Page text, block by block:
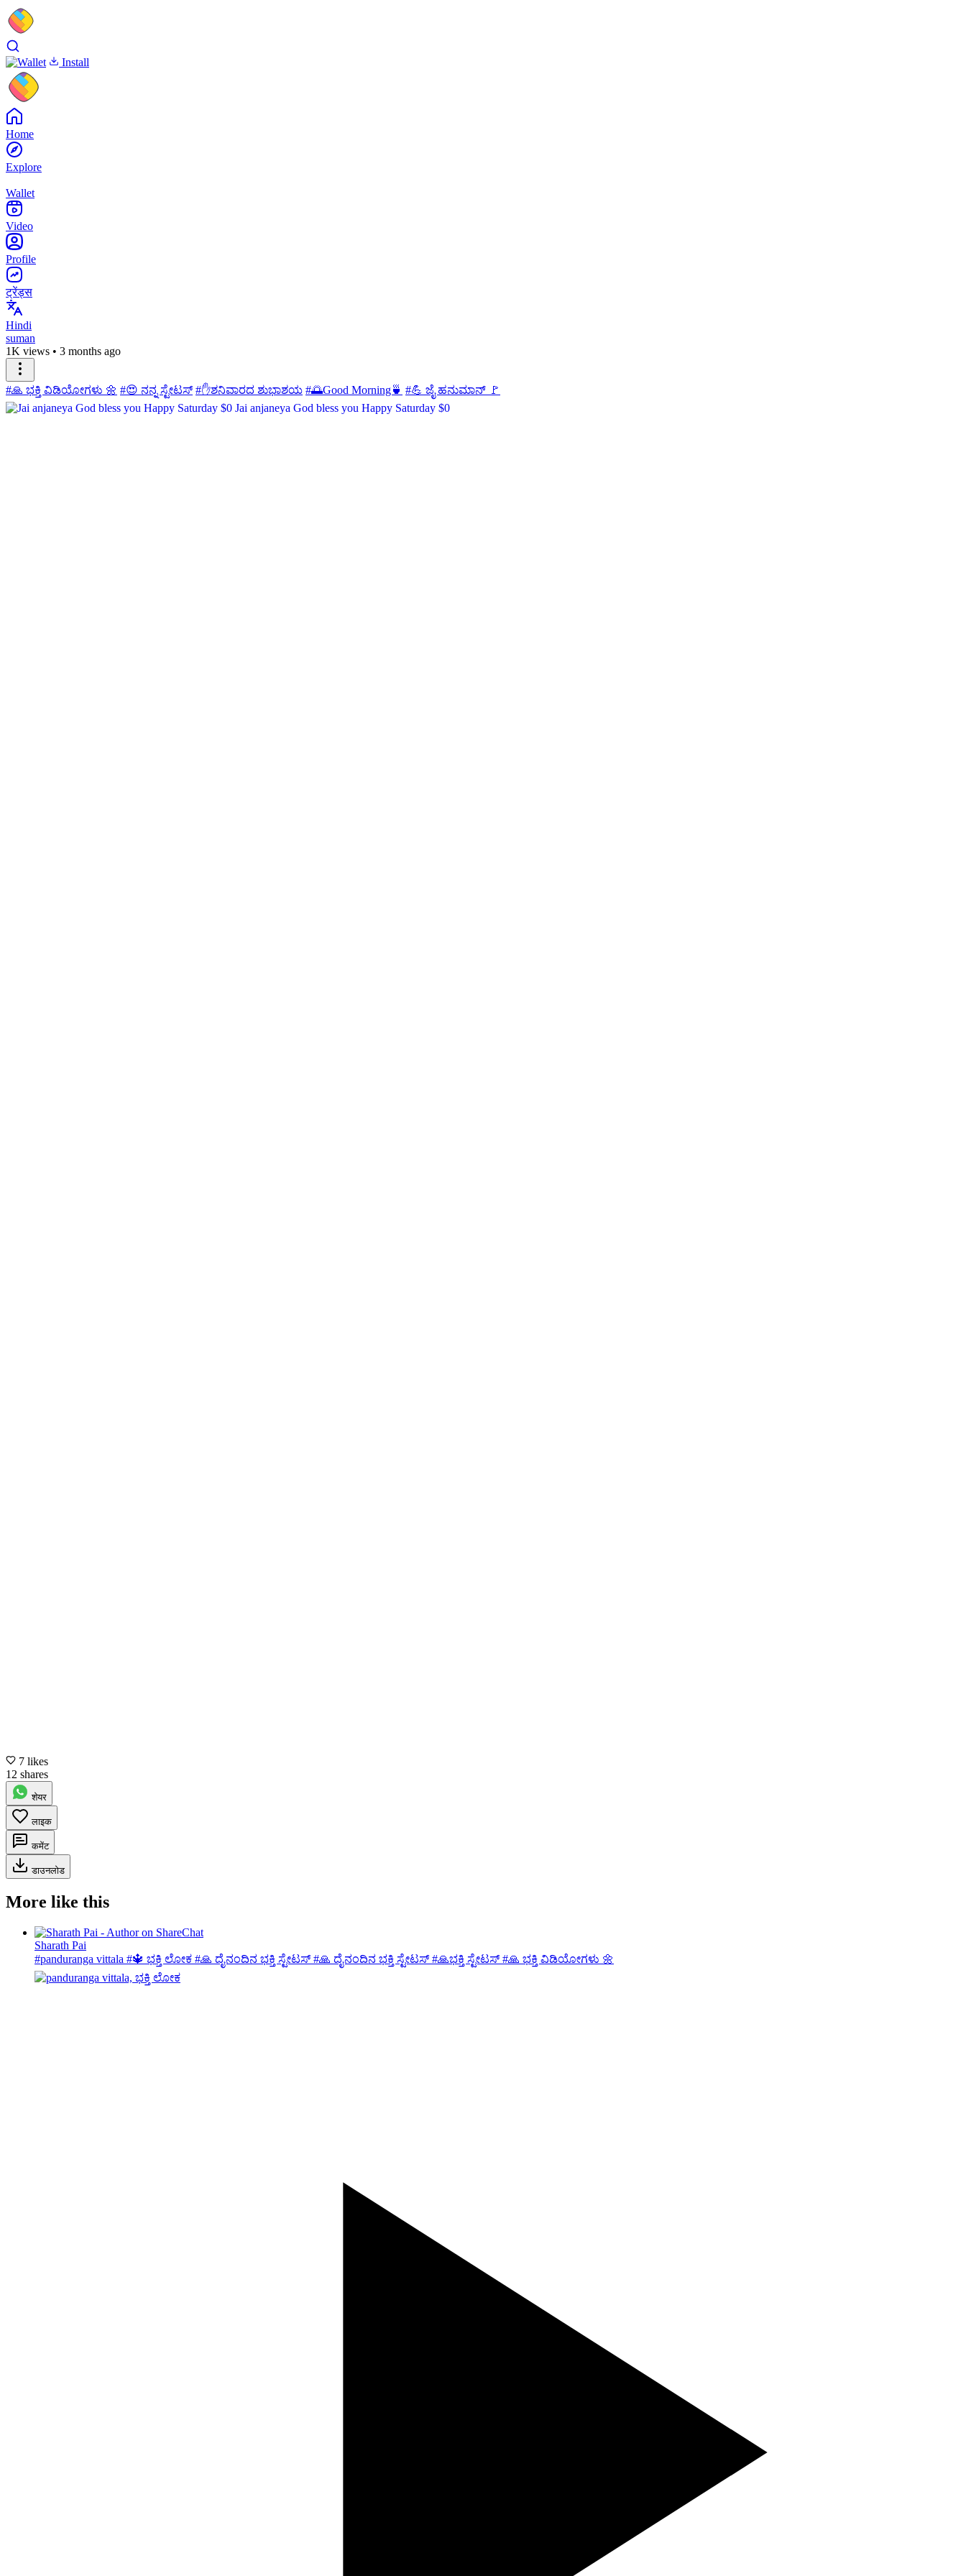
Install
Home
Explore
Wallet
Video
Profile
ट्रेंड्स
Hindi
suman
1K views • 3 months ago
#🙏 ಭಕ್ತಿ ವಿಡಿಯೋಗಳು 🌼 #😍 ನನ್ನ ಸ್ಟೇಟಸ್ #✋ಶನಿವಾರದ ಶುಭಾಶಯ #🌅Good Morning🍵 #💪 ಜೈ ಹನುಮಾನ್ 🚩
7 likes
12 shares
शेयर
लाइक
कमेंट
डाउनलोड
More like this
Sharath Pai
#panduranga vittala #🔱 ಭಕ್ತಿ ಲೋಕ #🙏 ದೈನಂದಿನ ಭಕ್ತಿ ಸ್ಟೇಟಸ್ #🙏 ದೈನಂದಿನ ಭಕ್ತಿ ಸ್ಟೇಟಸ್ #🙏ಭಕ್ತಿ ಸ್ಟೇಟಸ್ #🙏 ಭಕ್ತಿ ವಿಡಿಯೋಗಳು 🌼